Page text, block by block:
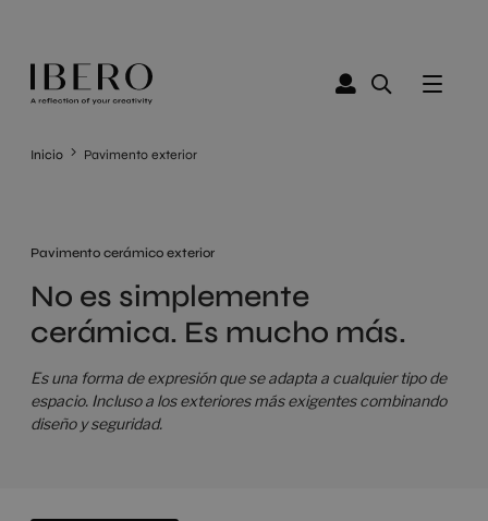
Inicio Pavimento exterior
Pavimento cerámico exterior
No es simplemente
cerámica. Es mucho más.
Es una forma de expresión que se adapta a cualquier tipo de
espacio. Incluso a los exteriores más exigentes combinando
diseño y seguridad.